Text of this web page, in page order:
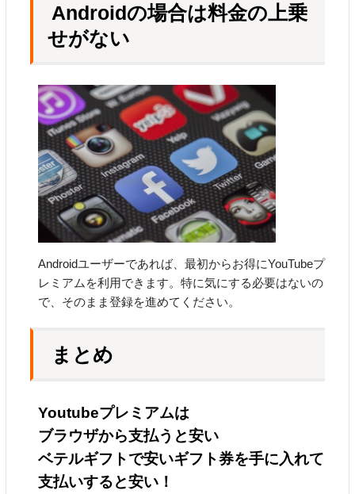
Androidの場合は料金の上乗
せがない
Androidユーザーであれば、最初からお得にYouTubeプ
レミアムを利用できます。特に気にする必要はないの
で、そのまま登録を進めてください。
まとめ
Youtubeプレミアムは
ブラウザから支払うと安い
ベテルギフトで安いギフト券を手に入れて
支払いすると安い！